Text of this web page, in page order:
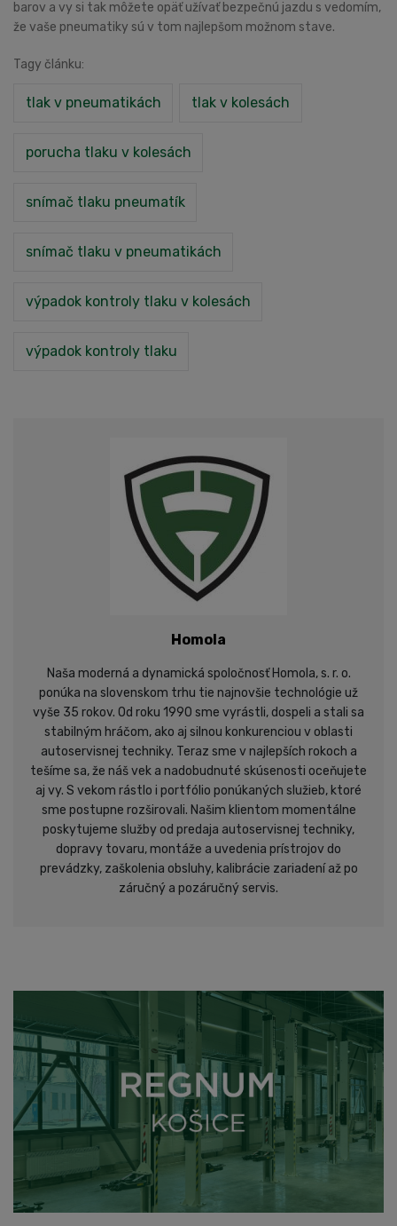
barov a vy si tak môžete opäť užívať bezpečnú jazdu s vedomím,
že vaše pneumatiky sú v tom najlepšom možnom stave.
Tagy článku:
tlak v pneumatikách tlak v kolesách
porucha tlaku v kolesách
snímač tlaku pneumatík
snímač tlaku v pneumatikách
výpadok kontroly tlaku v kolesách
výpadok kontroly tlaku
Homola
Naša moderná a dynamická spoločnosť Homola, s. r. o.
ponúka na slovenskom trhu tie najnovšie technológie už
vyše 35 rokov. Od roku 1990 sme vyrástli, dospeli a stali sa
stabilným hráčom, ako aj silnou konkurenciou v oblasti
autoservisnej techniky. Teraz sme v najlepších rokoch a
tešíme sa, že náš vek a nadobudnuté skúsenosti oceňujete
aj vy. S vekom rástlo i portfólio ponúkaných služieb, ktoré
sme postupne rozširovali. Našim klientom momentálne
poskytujeme služby od predaja autoservisnej techniky,
dopravy tovaru, montáže a uvedenia prístrojov do
prevádzky, zaškolenia obsluhy, kalibrácie zariadení až po
záručný a pozáručný servis.